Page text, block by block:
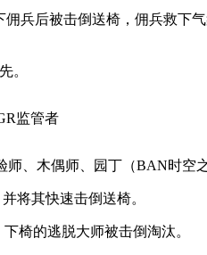
兵后被击倒送椅，佣兵救下
。
监管者
、木偶师、园丁（BAN时空
将其快速击倒送椅。
椅的逃脱大师被击倒淘汰。